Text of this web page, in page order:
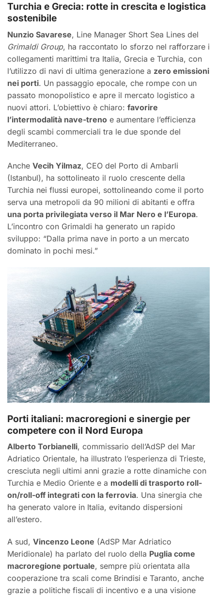
Turchia e Grecia: rotte in crescita e logistica
sostenibile
Nunzio Savarese, Line Manager Short Sea Lines del
Grimaldi Group, ha raccontato lo sforzo nel rafforzare i
collegamenti marittimi tra Italia, Grecia e Turchia, con
l’utilizzo di navi di ultima generazione a zero emissioni
nei porti. Un passaggio epocale, che rompe con un
passato monopolistico e apre il mercato logistico a
nuovi attori. L’obiettivo è chiaro: favorire
l’intermodalità nave-treno e aumentare l’efficienza
degli scambi commerciali tra le due sponde del
Mediterraneo.
Anche Vecih Yilmaz, CEO del Porto di Ambarli
(Istanbul), ha sottolineato il ruolo crescente della
Turchia nei flussi europei, sottolineando come il porto
serva una metropoli da 90 milioni di abitanti e offra
una porta privilegiata verso il Mar Nero e l’Europa.
L’incontro con Grimaldi ha generato un rapido
sviluppo: “Dalla prima nave in porto a un mercato
dominato in pochi mesi.”
Porti italiani: macroregioni e sinergie per
competere con il Nord Europa
Alberto Torbianelli, commissario dell’AdSP del Mar
Adriatico Orientale, ha illustrato l’esperienza di Trieste,
cresciuta negli ultimi anni grazie a rotte dinamiche con
Turchia e Medio Oriente e a modelli di trasporto roll-
on/roll-off integrati con la ferrovia. Una sinergia che
ha generato valore in Italia, evitando dispersioni
all’estero.
A sud, Vincenzo Leone (AdSP Mar Adriatico
Meridionale) ha parlato del ruolo della Puglia come
macroregione portuale, sempre più orientata alla
cooperazione tra scali come Brindisi e Taranto, anche
grazie a politiche fiscali di incentivo e a una visione